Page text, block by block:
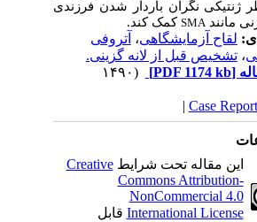
نگران باردار شدن فرزندی
مانندSMA کمک کند.
لقاح آزمایشگاهی،آتروفی
،تشخیص قبل از لانه­ گزینی.
[PDF 1174 kb]
(۱۴۹۰
Case
|
این مقاله تحت شرایطCreative
Commons Attribution-
NonCommercial 4.0
International Licenseقابل